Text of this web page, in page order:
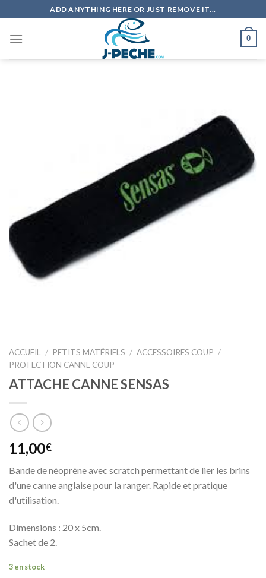
to
content
ADD ANYTHING HERE OR JUST REMOVE IT...
0
ACCUEIL / PETITS MATÉRIELS / ACCESSOIRES COUP /
PROTECTION CANNE COUP
ATTACHE CANNE SENSAS
11,00€
Bande de néoprène avec scratch permettant de lier les brins
d'une canne anglaise pour la ranger. Rapide et pratique
d'utilisation.
Dimensions : 20 x 5cm.
Sachet de 2.
3 en stock